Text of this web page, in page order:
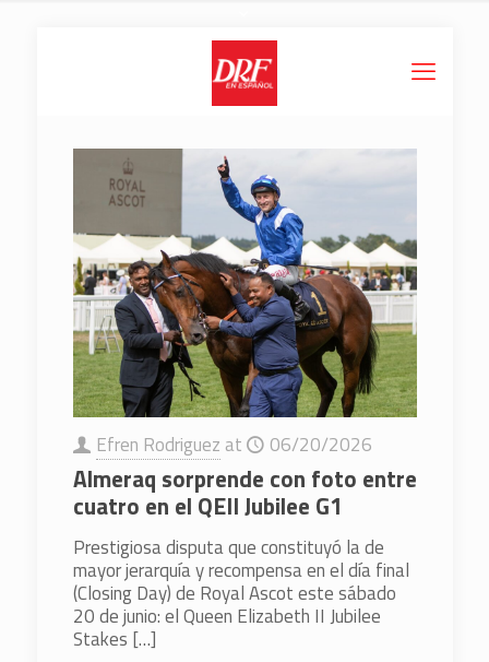
Efren Rodriguez at 06/20/2026
Almeraq sorprende con foto entre
cuatro en el QEII Jubilee G1
Prestigiosa disputa que constituyó la de
mayor jerarquía y recompensa en el día final
(Closing Day) de Royal Ascot este sábado
20 de junio: el Queen Elizabeth II Jubilee
Stakes […]